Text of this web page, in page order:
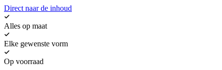
Direct naar de inhoud
Alles op maat
Elke gewenste vorm
Op voorraad